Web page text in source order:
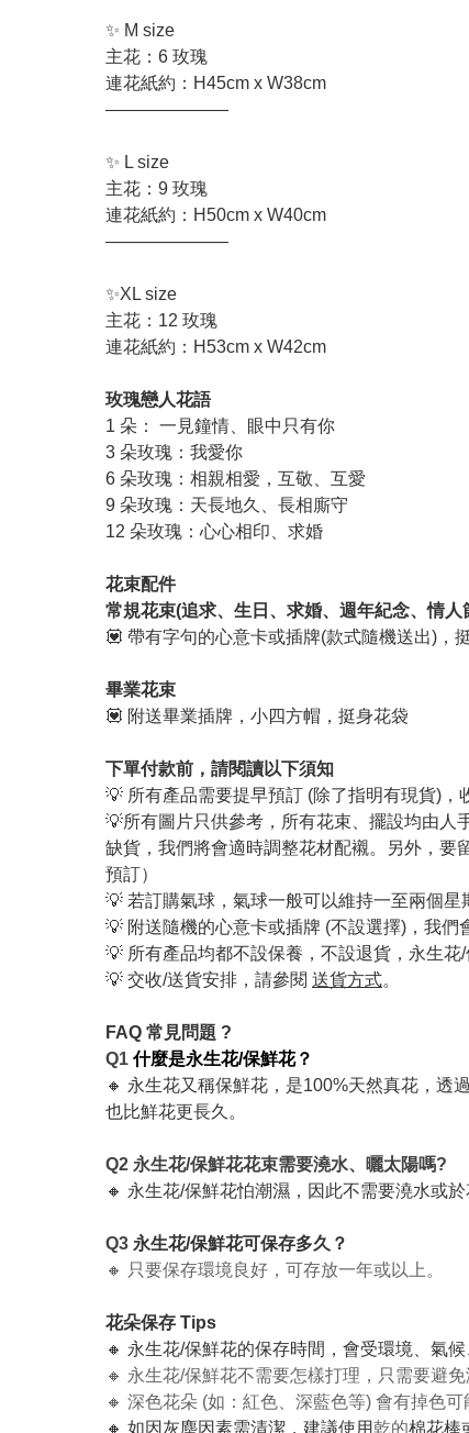
✨ M size
主花：6 玫瑰
連花紙約：H45cm x W38cm
———————
✨ L size
主花：9 玫瑰
連花紙約：H50cm x W40cm
———————
✨XL size
主花：12 玫瑰
連花紙約：H53cm x W42cm
玫瑰戀人花語
1 朵： 一見鐘情、眼中只有你
3 朵玫瑰：我愛你
6 朵玫瑰：相親相愛，互敬、互愛
9 朵玫瑰：天長地久、長相廝守
12 朵玫瑰：心心相印、求婚
花束配件
常規花束(追求、生日、求婚、週年紀念、情人
💟 帶有字句的心意卡或插牌(款式隨機送出)，
畢業花束
💟 附送畢業插牌，小四方帽，挺身花袋
下單付款前，請閱讀以下須知
💡 所有產品需要提早預訂 (除了指明有現貨)，
💡所有圖片只供參考，所有花束、擺設均由人
缺貨，我們將會適時調整花材配襯。另外，要
預訂）
💡 若訂購氣球，氣球一般可以維持一至兩個星
💡 附送隨機的心意卡或插牌 (不設選擇)，我們
💡 所有產品均都不設保養，不設退貨，永生花
💡 交收/送貨安排，請參閱 送貨方式。
FAQ 常見問題 ?
Q1 什麼是永生花/保鮮花？
🔸 永生花又稱保鮮花，是100%天然真花，透
也比鮮花更長久。
Q2 永生花/保鮮花花束需要澆水、曬太陽嗎?
🔸 永生花/保鮮花怕潮濕，因此不需要澆水或
Q3 永生花/保鮮花可保存多久？
🔸 只要保存環境良好，可存放一年或以上。
花朵保存 Tips
🔸 永生花/保鮮花的保存時間，會受環境、氣
🔸 永生花/保鮮花不需要怎樣打理，只需要避
🔸 深色花朵 (如：紅色、深藍色等) 會有掉色
🔸 如因灰塵因素需清潔，建議使用乾的棉花棒